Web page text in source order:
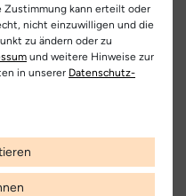
Größenbestimmung
aus Gummi
Laufversuche und die
Naturino Cocoon
Glattleder
Leder
Gummi
Wir verkaufen nur Origininalprodukte,
die direkt vom Hersteller bezogen
werden, in unseren Regalen liegen und
kann erteilt oder
nicht einzuwilligen und die
zu ändern oder zu
und weitere Hinweise zur
in unserer Daten­schutz­